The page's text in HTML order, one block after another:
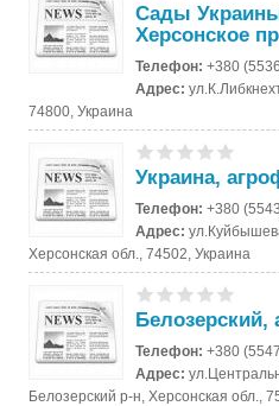
Сады
Херсонское
Телефон:+380
Адрес:
74800, Украина
Украина,
Телефон:+380
Адрес:
Херсонская обл., 74502, Украина
Телефон:+380
Адрес:
Белозерский р-н, Херсонская обл.,